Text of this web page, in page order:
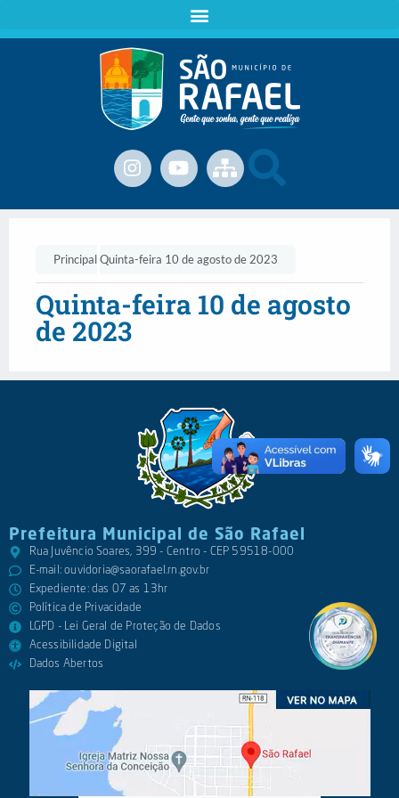
PrincipalQuinta-feira 10 de agosto de 2023
Quinta-feira 10 de agosto
de 2023
Prefeitura Municipal de São Rafael
Rua Juvêncio Soares, 399 - Centro - CEP 59518-000
E-mail:ouvidoria@saorafael.rn.gov.br
Expediente: das 07 as 13hr
Política de Privacidade
LGPD - Lei Geral de Proteção de Dados
Acessibilidade Digital
Dados Abertos